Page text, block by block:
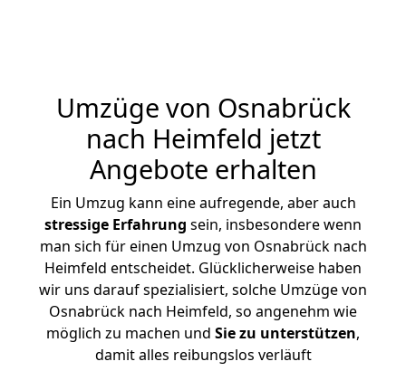
Umzüge von Osnabrück
nach Heimfeld jetzt
Angebote erhalten
Ein Umzug kann eine aufregende, aber auch
stressige Erfahrung sein, insbesondere wenn
man sich für einen Umzug von Osnabrück nach
Heimfeld entscheidet. Glücklicherweise haben
wir uns darauf spezialisiert, solche Umzüge von
Osnabrück nach Heimfeld, so angenehm wie
möglich zu machen und Sie zu unterstützen,
damit alles reibungslos verläuft